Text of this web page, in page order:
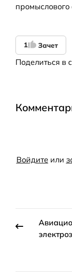
промыслового
1 Зачет
Поделиться в
Войдите или